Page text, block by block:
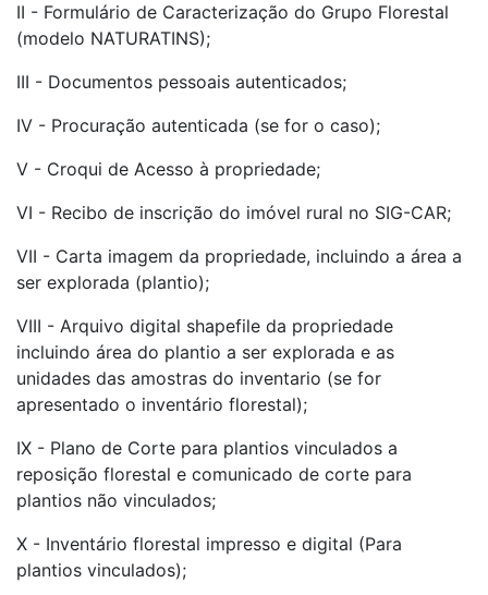
II - Formulário de Caracterização do Grupo Florestal
(modelo NATURATINS);
III - Documentos pessoais autenticados;
IV - Procuração autenticada (se for o caso);
V - Croqui de Acesso à propriedade;
VI - Recibo de inscrição do imóvel rural no SIG-CAR;
VII - Carta imagem da propriedade, incluindo a área a
ser explorada (plantio);
VIII - Arquivo digital shapefile da propriedade
incluindo área do plantio a ser explorada e as
unidades das amostras do inventario (se for
apresentado o inventário florestal);
IX - Plano de Corte para plantios vinculados a
reposição florestal e comunicado de corte para
plantios não vinculados;
X - Inventário florestal impresso e digital (Para
plantios vinculados);